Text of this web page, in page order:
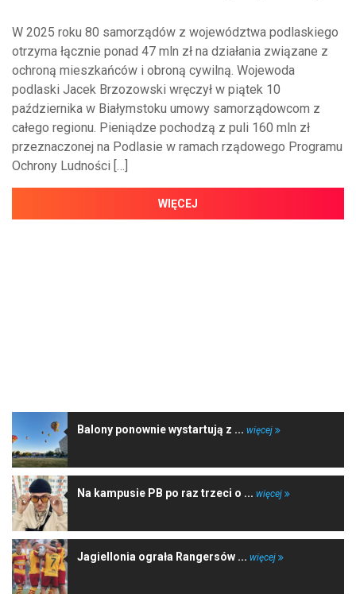
W 2025 roku 80 samorządów z województwa podlaskiego
otrzyma łącznie ponad 47 mln zł na działania związane z
ochroną mieszkańców i obroną cywilną. Wojewoda
podlaski Jacek Brzozowski wręczył w piątek 10
października w Białymstoku umowy samorządowcom z
całego regionu. Pieniądze pochodzą z puli 160 mln zł
przeznaczonej na Podlasie w ramach rządowego Programu
Ochrony Ludności […]
WIĘCEJ
Balony ponownie wystartują z ... więcej
Na kampusie PB po raz trzeci o ... więcej
Jagiellonia ograła Rangersów ... więcej